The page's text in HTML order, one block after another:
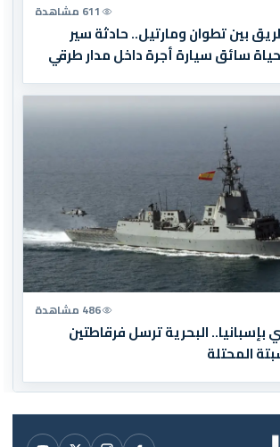
611 مشاهدة
بين تطوان ومارتيل.. حادثة سير
سائق سيارة أجرة داخل مدار طرقي
486 مشاهدة
البحرية ترسل فرقاطتين
المحتلة